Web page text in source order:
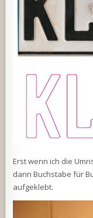
Erst wenn ich die
dann Buchstabe für
aufgeklebt.